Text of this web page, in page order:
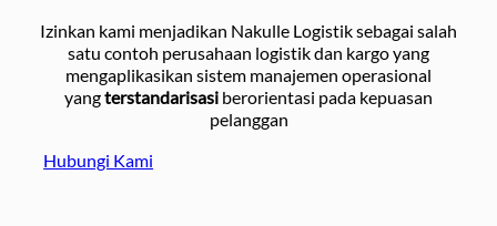
Izinkan kami menjadikan Nakulle Logistik sebagai salah
satu contoh perusahaan logistik dan kargo yang
mengaplikasikan sistem manajemen operasional
yangterstandarisasi berorientasi pada kepuasan
pelanggan
Hubungi Kami